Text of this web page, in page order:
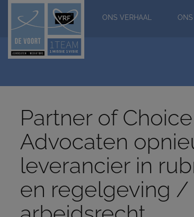
ONS VERHAAL ONS
Partner of
Advocaten
leverancier in
en regelgeving /